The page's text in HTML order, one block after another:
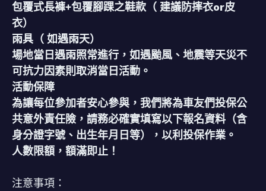
包覆式長褲+包覆腳踝之鞋款（ 建議防摔衣or皮
衣）
雨具（ 如遇雨天）
場地當日遇雨照常進行，如遇颱風、地震等天災不
可抗力因素則取消當日活動。
活動保障
為讓每位參加者安心參與，我們將為車友們投保公
共意外責任險，請務必確實填寫以下報名資料（含
身分證字號、出生年月日等），以利投保作業。
人數限額，額滿即止！
注意事項：